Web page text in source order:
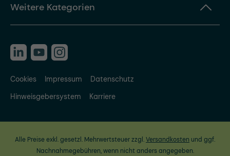
Weitere Kategorien
Cookies Impressum
Datenschutz
Hinweisgebersystem
Karriere
Alle Preise exkl. gesetzl. Mehrwertsteuer zzgl.Versandkosten und ggf.
Nachnahmegebühren, wenn nicht anders angegeben.